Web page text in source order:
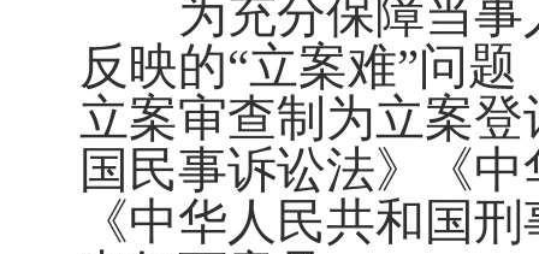
为充分保障当事
反映的“立案难”问
立案审查制为立案
国民事诉讼法》《
《中华人民共和国